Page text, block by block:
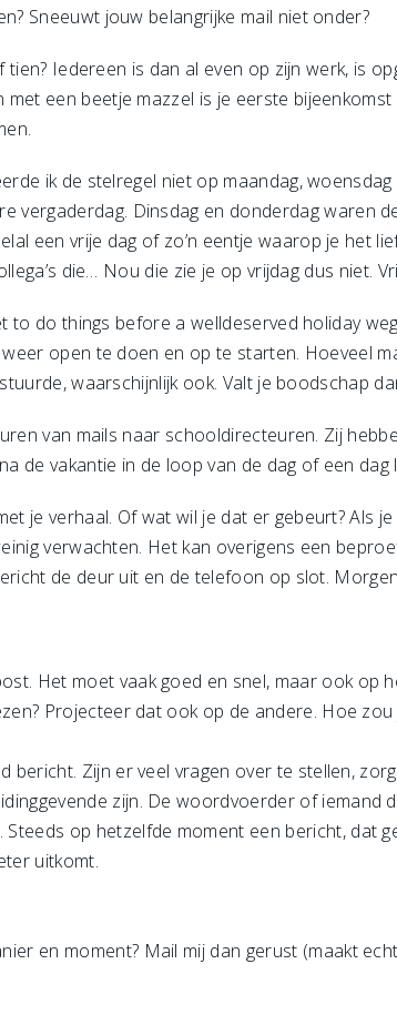
Sneeuwt jouw belangrijke mail niet onder?
Iedereen is dan al even op zijn werk, is
een beetje mazzel is je eerste
ik de stelregel niet op maandag,
vergaderdag. Dinsdag en donderdag waren
een vrije dag of zo’n eentje waarop je het
die… Nou die zie je op vrijdag dus niet.
to do things before a welldeserved holiday
open te doen en op te starten. Hoeveel
waarschijnlijk ook. Valt je boodschap
van mails naar schooldirecteuren. Zij
de vakantie in de loop van de dag of een dag
je verhaal. Of wat wil je dat er gebeurt? Als
verwachten. Het kan overigens een
de deur uit en de telefoon op slot.
Het moet vaak goed en snel, maar ook op
Projecteer dat ook op de andere. Hoe zou
bericht. Zijn er veel vragen over te stellen,
zijn. De woordvoerder of iemand
op hetzelfde moment een bericht, dat
uitkomt.
en moment? Mail mij dan gerust (maakt